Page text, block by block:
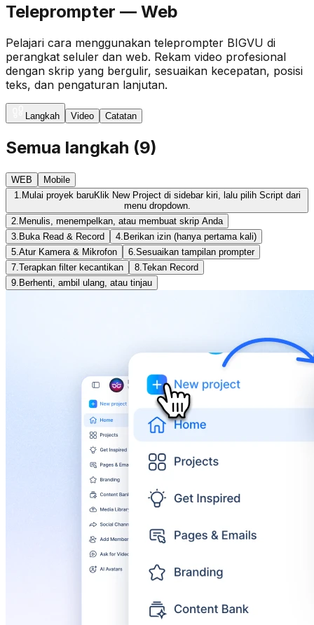
Teleprompter — Web
Pelajari cara menggunakan teleprompter BIGVU di
perangkat seluler dan web. Rekam video profesional
dengan skrip yang bergulir, sesuaikan kecepatan, posisi
teks, dan pengaturan lanjutan.
Langkah Video Catatan
Semua langkah (9)
WEB
Mobile
1. Mulai proyek baruKlik New Project di sidebar kiri, lalu pilih Script dari
menu dropdown.
2. Menulis, menempelkan, atau membuat skrip Anda
3. Buka Read & Record 4. Berikan izin (hanya pertama kali)
5. Atur Kamera & Mikrofon 6. Sesuaikan tampilan prompter
7. Terapkan filter kecantikan 8. Tekan Record
9. Berhenti, ambil ulang, atau tinjau